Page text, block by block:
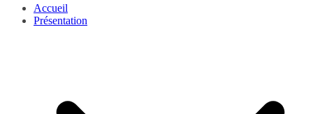
Accueil
Présentation